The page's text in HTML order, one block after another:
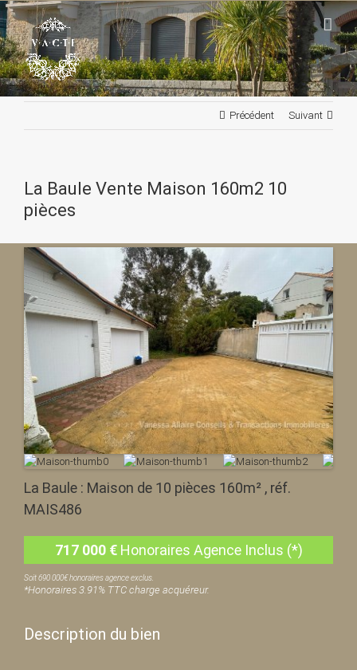
Passer
au
contenu
Précédent Suivant
La Baule Vente Maison 160m2 10
pièces
La Baule : Maison de 10 pièces 160m² , réf.
MAIS486
717 000€ Honoraires Agence Inclus (*)
Soit 690 000€ honoraires agence exclus.
*Honoraires 3.91% TTC charge acquéreur.
Description du bien